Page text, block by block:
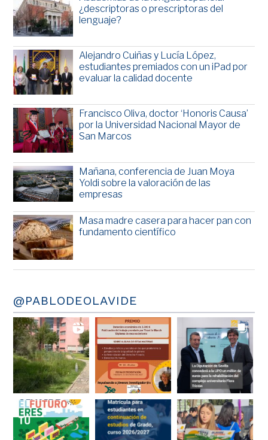
¿descriptoras o prescriptoras del
lenguaje?
Alejandro Cuiñas y Lucía López,
estudiantes premiados con un iPad por
evaluar la calidad docente
Francisco Oliva, doctor ‘Honoris Causa’
por la Universidad Nacional Mayor de
San Marcos
Mañana, conferencia de Juan Moya
Yoldi sobre la valoración de las
empresas
Masa madre casera para hacer pan con
fundamento científico
@PABLODEOLAVIDE